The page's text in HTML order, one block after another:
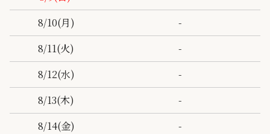
8/10(月)
-
8/11(火)
-
8/12(水)
-
8/13(木)
-
8/14(金)
-